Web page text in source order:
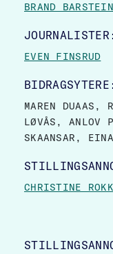
BRAND BARSTEIN
JOURNALISTER:
EVEN FINSRUD
BIDRAGSYTERE:
MAREN DUAAS,
LØVÅS, ANLOV
SKAANSAR,
CHRISTINE